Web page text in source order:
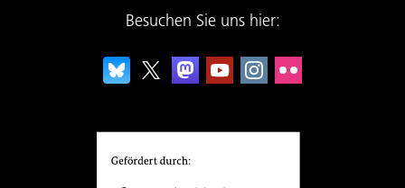
Besuchen Sie uns hier: